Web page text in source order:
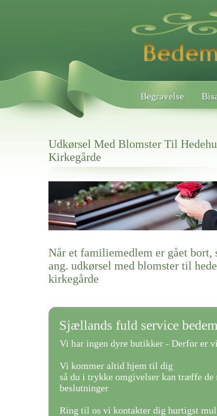
Begravelse
Udkørsel Med Blomster Til
Kirkegårde
Her hos os får du altid en god afslutning når det gælder
Udkørsel Med Blomster Til Hedehusene Kirkegårde
vi hjælper i alle faser af begravelsel
Når et familiemedlem er gået bort,
ang. udkørsel med blomster til
kirkegårde
Sjællands fuld service
Vi har ingen dyre butikker - Derfor er
Vi kommer altid hjem til dig
så du i trykke omgivelser kan træffe de
beslutninger
Ring til os vi kontakter dig hurtigst